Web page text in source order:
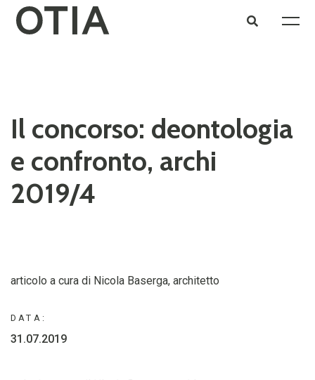
Il concorso: deontologia
e confronto, archi
2019/4
articolo a cura di Nicola Baserga, architetto
DATA:
31.07.2019